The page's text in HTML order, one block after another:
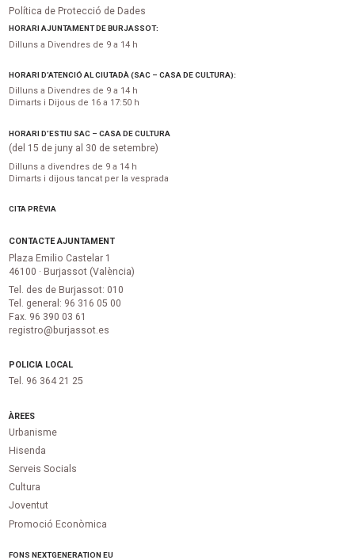
Política de Protecció de Dades
HORARI AJUNTAMENT DE BURJASSOT:
Dilluns a Divendres de 9 a 14 h
HORARI D’ATENCIÓ AL CIUTADÀ (SAC – CASA DE CULTURA):
Dilluns a Divendres de 9 a 14 h
Dimarts i Dijous de 16 a 17:50 h
HORARI D’ESTIU SAC – CASA DE CULTURA
(del 15 de juny al 30 de setembre)
Dilluns a divendres de 9 a 14 h
Dimarts i dijous tancat per la vesprada
CITA PRÈVIA
CONTACTE AJUNTAMENT
Plaza Emilio Castelar 1
46100 · Burjassot (València)
Tel. des de Burjassot: 010
Tel. general: 96 316 05 00
Fax. 96 390 03 61
registro@burjassot.es
POLICIA LOCAL
Tel. 96 364 21 25
ÀREES
Urbanisme
Hisenda
Serveis Socials
Cultura
Joventut
Promoció Econòmica
FONS NEXTGENERATION EU